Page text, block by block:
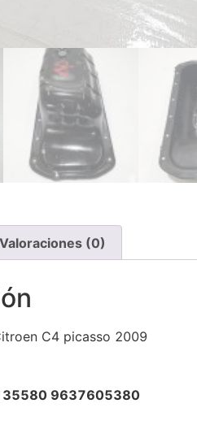
Valoraciones (0)
C4 picasso 2009
9637605380